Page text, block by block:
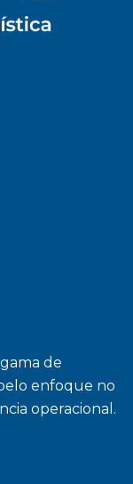
de
enfoque no
operacional.